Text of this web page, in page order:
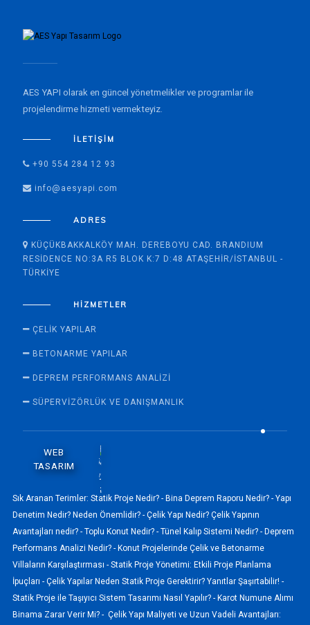
AES YAPI olarak en güncel yönetmelikler ve programlar ile
projelendirme hizmeti vermekteyiz.
İLETIŞIM
+90 554 284 12 93
info@aesyapi.com
ADRES
KÜÇÜKBAKKALKÖY MAH. DEREBOYU CAD. BRANDIUM
RESIDENCE NO:3A R5 BLOK K:7 D:48 ATAŞEHIR/İSTANBUL -
TÜRKIYE
HIZMETLER
ÇELIK YAPILAR
BETONARME YAPILAR
DEPREM PERFORMANS ANALIZI
SÜPERVİZÖRLÜK VE DANIŞMANLIK
WEB
TASARIM
Sık Aranan Terimler: Statik Proje Nedir? - Bina Deprem Raporu Nedir? - Yapı
Denetim Nedir? Neden Önemlidir? - Çelik Yapı Nedir? Çelik Yapının
Avantajları nedir? - Toplu Konut Nedir? - Tünel Kalıp Sistemi Nedir? - Deprem
Performans Analizi Nedir? - Konut Projelerinde Çelik ve Betonarme
Villaların Karşılaştırması - Statik Proje Yönetimi: Etkili Proje Planlama
İpuçları - Çelik Yapılar Neden Statik Proje Gerektirir? Yanıtlar Şaşırtabilir! -
Statik Proje ile Taşıyıcı Sistem Tasarımı Nasıl Yapılır? - Karot Numune Alımı
Binama Zarar Verir Mi? - Çelik Yapı Maliyeti ve Uzun Vadeli Avantajları: